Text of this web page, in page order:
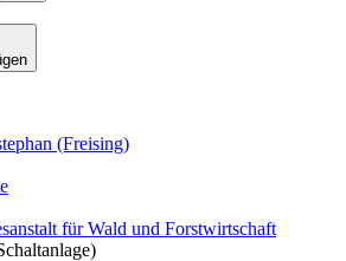
(Freising)
für Wald und Forstwirtschaft